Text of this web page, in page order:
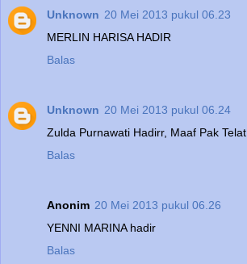
Unknown 20 Mei 2013 pukul 06.23
MERLIN HARISA HADIR
Balas
Unknown 20 Mei 2013 pukul 06.24
Zulda Purnawati Hadirr, Maaf Pak Telat
Balas
Anonim 20 Mei 2013 pukul 06.26
YENNI MARINA hadir
Balas